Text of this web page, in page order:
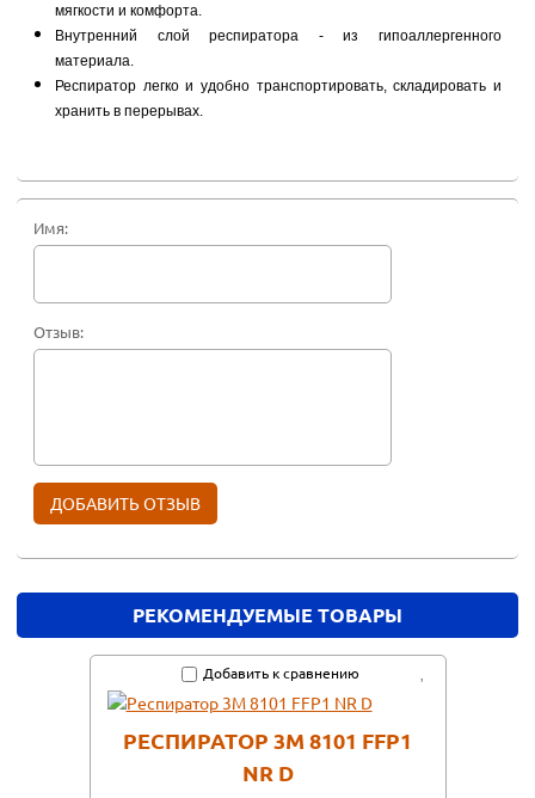
мягкости и комфорта.
Внутренний слой респиратора - из гипоаллергенного
материала.
Респиратор легко и удобно транспортировать, складировать и
хранить в перерывах.
Имя:
Отзыв:
РЕКОМЕНДУЕМЫЕ ТОВАРЫ
Добавить к сравнению
РЕСПИРАТОР 3М 8101 FFP1
NR D